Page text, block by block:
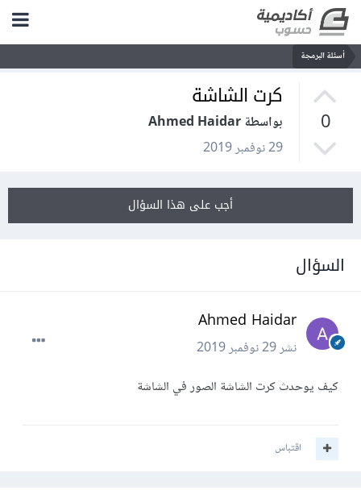
أسئلة البرمجة
0
كرت الشاشة
بواسطة Ahmed Haidar
29 نوفمبر 2019
أجب على هذا السؤال
السؤال
Ahmed Haidar
نشر29 نوفمبر 2019
كيف يوحدث كرت الشاشة الصور في الشاشة
اقتباس